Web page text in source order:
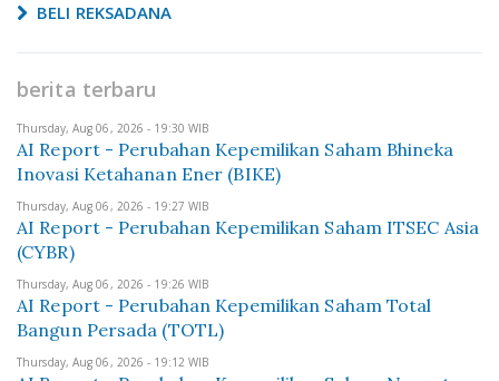
BELI REKSADANA
berita terbaru
Thursday, Aug 06, 2026 - 19:30 WIB
AI Report - Perubahan Kepemilikan Saham Bhineka
Inovasi Ketahanan Ener (BIKE)
Thursday, Aug 06, 2026 - 19:27 WIB
AI Report - Perubahan Kepemilikan Saham ITSEC Asia
(CYBR)
Thursday, Aug 06, 2026 - 19:26 WIB
AI Report - Perubahan Kepemilikan Saham Total
Bangun Persada (TOTL)
Thursday, Aug 06, 2026 - 19:12 WIB